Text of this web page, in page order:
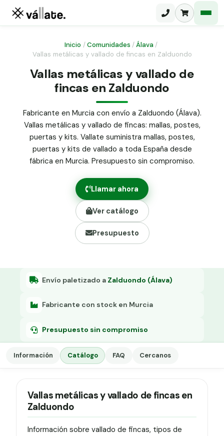
Malla ganadera
Malla simple torsión
Malla triple torsión
Panel malla H.
Puerta abatible dos hojas
Puerta acceso peatonal
Poste malla Hércules
Poste malla simple torsión
Alambre de espino galvanizado
Alambre liso galvanizado
Malla ocultación 70 g/m² verde
Abrazadera PVC malla H.
Grapa malla H.
Inicio /Comunidades /Álava /
Vallas metálicas y vallado de fincas en Zalduondo
Vallas metálicas y vallado de
fincas en Zalduondo
Fabricante en Murcia con envío a Zalduondo (Álava).
Vallas metálicas y vallado de fincas: mallas, postes,
puertas y kits. Vallate suministra mallas, postes,
puertas y kits de vallado a toda España desde
fábrica en Murcia. Presupuesto sin compromiso.
Llamar ahora
Ver catálogo
Presupuesto
Envío paletizado a Zalduondo (Álava)
Fabricante con stock en Murcia
Presupuesto sin compromiso
Información Catálogo FAQ Cercanos
Vallas metálicas y vallado de fincas en
Zalduondo
Información sobre vallado de fincas, tipos de